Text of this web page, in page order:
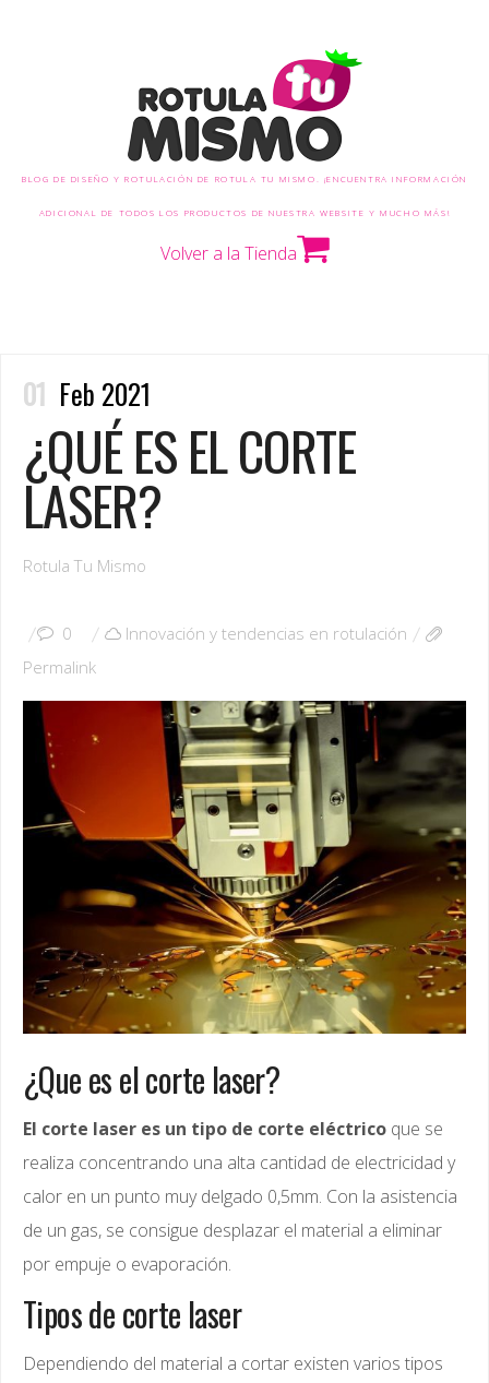
BLOG DE DISEÑO Y ROTULACIÓN DE ROTULA TU MISMO. ¡ENCUENTRA INFORMACIÓN
ADICIONAL DE TODOS LOS PRODUCTOS DE NUESTRA WEBSITE Y MUCHO MÁS!
Volver a la Tienda
01 Feb 2021
¿QUÉ ES EL CORTE
LASER?
Rotula Tu Mismo
0
Innovación y tendencias en rotulación
Permalink
¿Que es el corte laser?
El corte laser es un tipo de corte eléctrico que se
realiza concentrando una alta cantidad de electricidad y
calor en un punto muy delgado 0,5mm. Con la asistencia
de un gas, se consigue desplazar el material a eliminar
por empuje o evaporación.
Tipos de corte laser
Dependiendo del material a cortar existen varios tipos